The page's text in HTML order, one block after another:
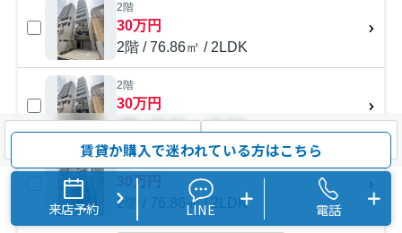
2階
30万円
2階 / 76.86㎡ / 2LDK
2階
30万円
2階 / 76.86㎡ / 2LDK
30万円
2階 / 76.86㎡ / 2LDK
検索条件を変更 まとめてお問い合わせ
賃貸か購入で迷われている方はこちら
来店予約 LINE 電話